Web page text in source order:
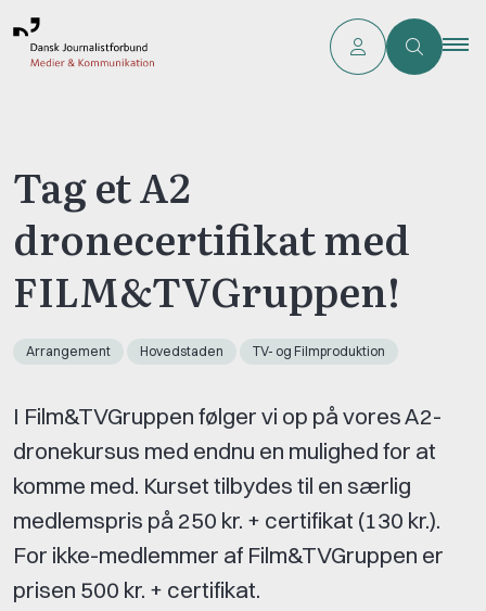
Tag et A2
dronecertifikat med
FILM&TVGruppen!
Arrangement Hovedstaden TV- og Filmproduktion
I Film&TVGruppen følger vi op på vores A2-
dronekursus med endnu en mulighed for at
komme med. Kurset tilbydes til en særlig
medlemspris på 250 kr. + certifikat (130 kr.).
For ikke-medlemmer af Film&TVGruppen er
prisen 500 kr. + certifikat.